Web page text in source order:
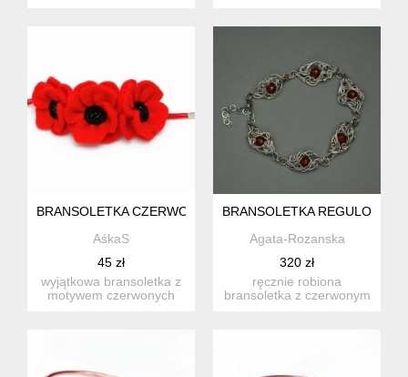
BRANSOLETKA CZERWONE MAKI KWIATOWA
AśkaS
45 zł
wyjątkowa bransoletka z
motywem czerwonych
BRANSOLETKA
Agata-Rozanska
320 zł
ręcznie robiona
bransoletka z czerwonym